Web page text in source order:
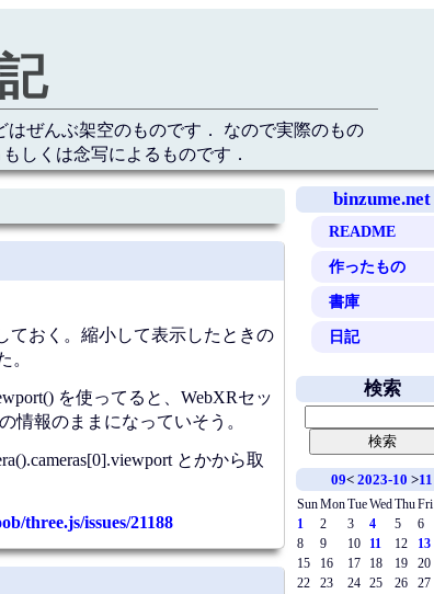
ぜんぶ架空のものです． なので実際のもの
しくは念写によるものです．
binzume.net
README
作ったもの
書庫
日記
ておく。縮小して表示したときの
。
を使ってると、WebXRセッ
情報のままになっていそう。
とかから取
three.js/issues/21188
検索
09<2023-10 >11
SunMonTueWed ThuFri
1
2 3 4 5 6
8
9 10 11 12 13
15
16 17 18 19 20
22
23 24 25 26 27